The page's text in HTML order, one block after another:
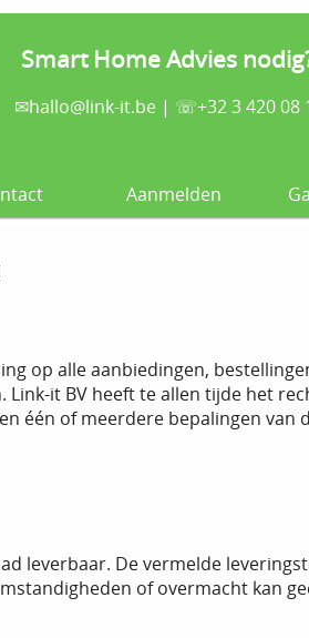
Smart Home Advies
✉hallo@link-it.be | ☏+32 3 420 08
Aanmelden
op alle aanbiedingen,
it BV heeft te allen tijde het
één of meerdere bepalingen
leverbaar. De vermelde
of overmacht kan